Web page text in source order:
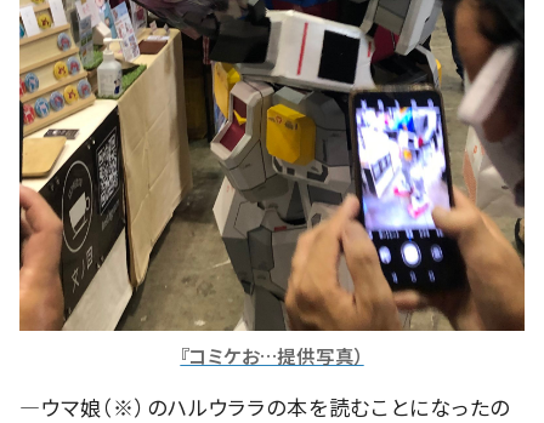
『コミケお…提供写真）
―ウマ娘（※）のハルウララの本を読むことになったの